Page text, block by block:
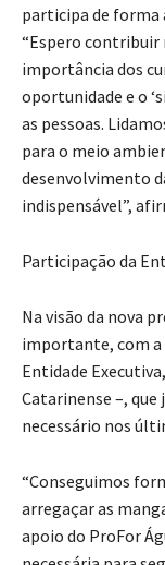
participa de forma
“Espero contribuir
importância dos
oportunidade e o
as pessoas.
para o meio
desenvolvimento
indispensável”,
Participação da
Na visão da nova
importante, com a
Entidade
Catarinense –,
necessário nos
“Conseguimos
arregaçar as
apoio do ProFor